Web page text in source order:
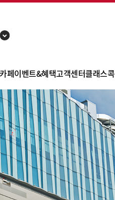
페
스
이벤트&혜택
이벤트
쇼핑 혜택
사은행사
제휴카드
쿠폰
고객센터
FAQ
공지사항
고객문의
클래스콕